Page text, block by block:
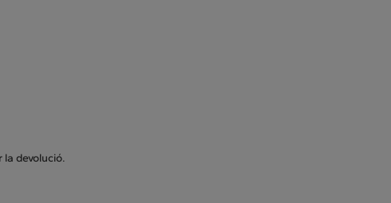
devolució.